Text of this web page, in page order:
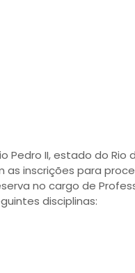
Pedro II, estado do Rio
inscrições para
no cargo de
disciplinas: